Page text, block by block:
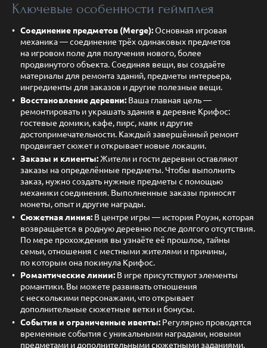
Ключевые особенности геймплея
Соединение предметов (Merge):Основная игровая
механика — соединение трёх одинаковых предметов
на игровом поле для получения нового, более
продвинутого объекта. Соединяя вещи, вы создаёте
материалы для ремонта зданий, предметы интерьера,
ингредиенты для заказов и другие полезные вещи.
Восстановление деревни: Ваша главная цель —
ремонтировать и украшать здания в деревне Крифос:
гостевые домики, кафе, пирс, маяк и другие
достопримечательности. Каждый завершённый ремонт
продвигает сюжет и открывает новые локации.
Заказы и клиенты:Жители и гости деревни оставляют
заказы на определённые предметы. Чтобы выполнить
заказ, нужно создать нужные предметы с помощью
механики соединения. Выполненные заказы приносят
монеты, опыт и другие награды.
Сюжетная линия: В центре игры — история Роуэн, которая
возвращается в родную деревню после долгого отсутствия.
По мере прохождения вы узнаёте её прошлое, тайны
семьи, отношения с местными жителями и причины,
по которым она покинула Крифос.
Романтические линии: В игре присутствуют элементы
романтики. Вы можете развивать отношения
с несколькими персонажами, что открывает
дополнительные сюжетные ветки и бонусы.
События и ограниченные ивенты: Регулярно проводятся
временные события с уникальными наградами, новыми
предметами и дополнительными сюжетными заданиями.